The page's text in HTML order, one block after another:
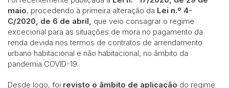
maio, procedendo à primeira alteração da Lei n.º 4-
C/2020, de 6 de abril, que veio consagrar o regime
excecional para as situações de mora no pagamento da
renda devida nos termos de contratos de arrendamento
urbano habitacional e não habitacional, no âmbito da
pandemia COVID-19.
Desde logo, foi revisto o âmbito de aplicação do regime